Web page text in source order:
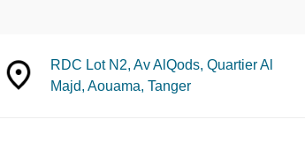
RDC Lot N2, Av AlQods, Quartier Al
Majd, Aouama, Tanger